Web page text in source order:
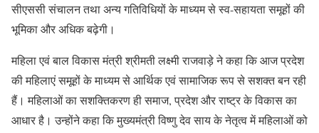
सीएससी संचालन तथा अन्य गतिविधियों के माध्यम से स्व-सहायता समूहों की
भूमिका और अधिक बढ़ेगी।
महिला एवं बाल विकास मंत्री श्रीमती लक्ष्मी राजवाड़े ने कहा कि आज प्रदेश
की महिलाएं समूहों के माध्यम से आर्थिक एवं सामाजिक रूप से सशक्त बन रही
हैं। महिलाओं का सशक्तिकरण ही समाज, प्रदेश और राष्ट्र के विकास का
आधार है। उन्होंने कहा कि मुख्यमंत्री विष्णु देव साय के नेतृत्व में महिलाओं को